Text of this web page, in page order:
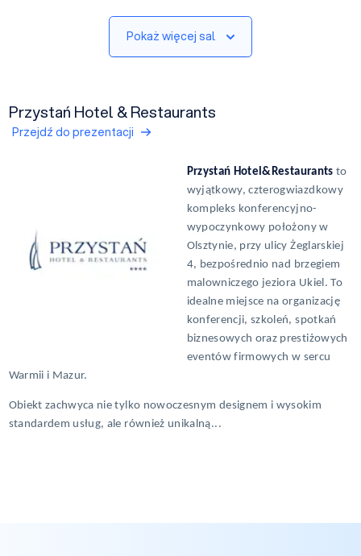
Pokaż więcej sal
Przystań Hotel & Restaurants
Przejdź do prezentacji
Przystań Hotel&Restaurants to
wyjątkowy, czterogwiazdkowy
kompleks konferencyjno-
wypoczynkowy położony w
Olsztynie, przy ulicy Żeglarskiej
4, bezpośrednio nad brzegiem
malowniczego jeziora Ukiel. To
idealne miejsce na organizację
konferencji, szkoleń, spotkań
biznesowych oraz prestiżowych
eventów firmowych w sercu
Warmii i Mazur.
Obiekt zachwyca nie tylko nowoczesnym designem i wysokim
standardem usług, ale również unikalną...